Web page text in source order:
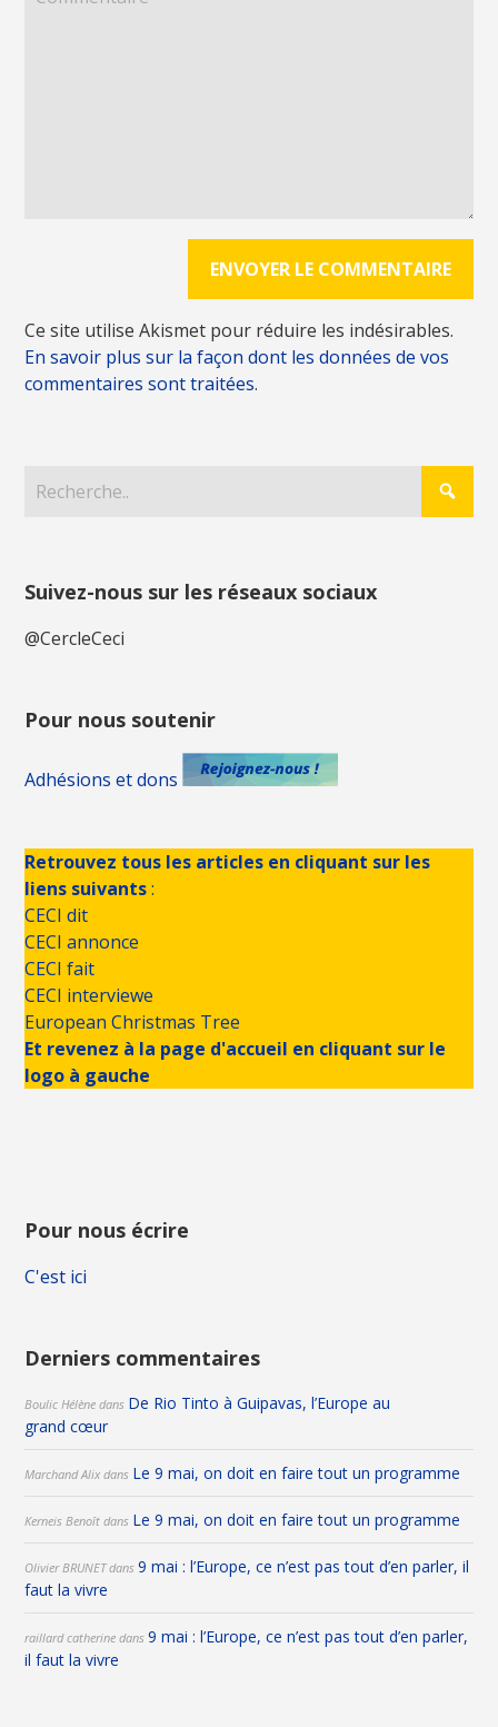
Ce site utilise Akismet pour réduire les indésirables.
En savoir plus sur la façon dont les données de vos
commentaires sont traitées.
Suivez-nous sur les réseaux sociaux
@CercleCeci
Pour nous soutenir
Adhésions et dons
Retrouvez tous les articles en cliquant sur les
liens suivants:
CECI dit
CECI annonce
CECI fait
CECI interviewe
European Christmas Tree
Et revenez à la page d'accueil en cliquant sur le
logo à gauche
Pour nous écrire
C'est ici
Derniers commentaires
Boulic Hélène dans De Rio Tinto à Guipavas, l’Europe au
grand cœur
Marchand Alix dans Le 9 mai, on doit en faire tout un programme
Kerneis Benoît dans Le 9 mai, on doit en faire tout un programme
Olivier BRUNETdans9 mai : l’Europe, ce n’est pas tout d’en parler, il
faut la vivre
raillard catherine dans9 mai : l’Europe, ce n’est pas tout d’en parler,
il faut la vivre